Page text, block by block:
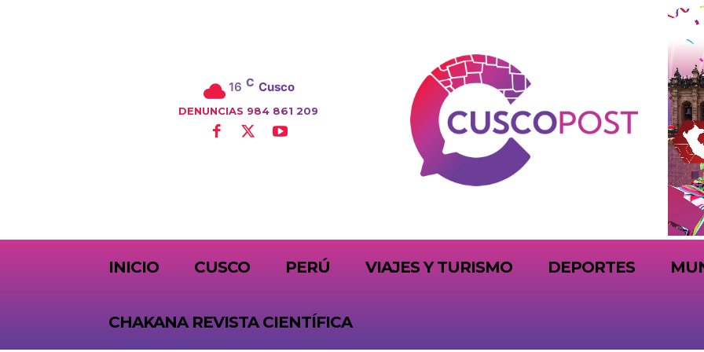
16 C Cusco
DENUNCIAS 984 861 209
INICIO CUSCO PERÚ VIAJES Y TURISMO DEPORTES
CHAKANA REVISTA CIENTÍFICA